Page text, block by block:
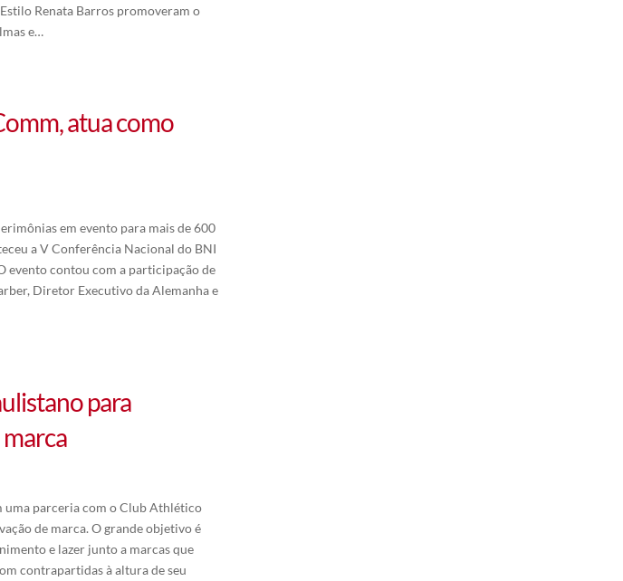
Renata Barros promoveram o
e…
atua como
em evento para mais de 600
a V Conferência Nacional do BNI
evento contou com a participação de
Diretor Executivo da Alemanha e
para
uma parceria com o Club Athlético
de marca. O grande objetivo é
e lazer junto a marcas que
contrapartidas à altura de seu